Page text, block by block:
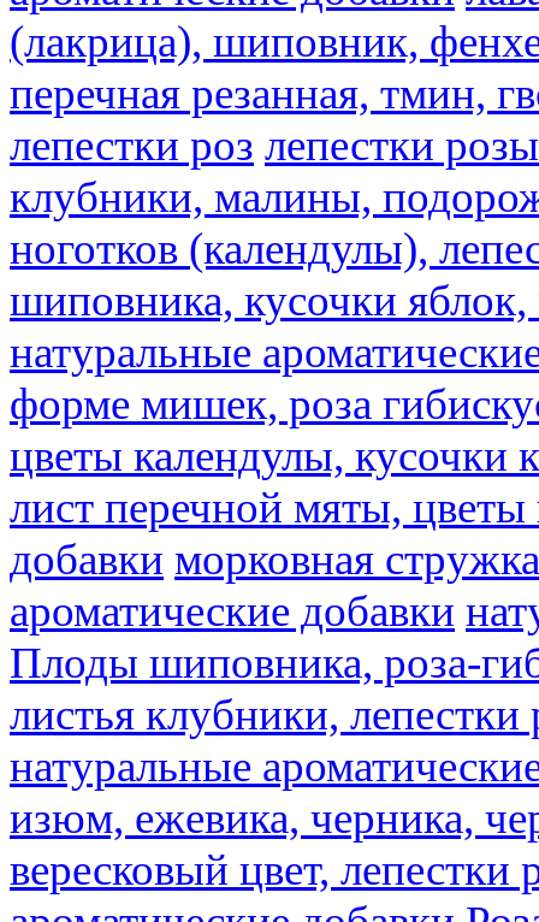
(лакрица), шиповник,
перечная резанная, тмин,
лепестки роз лепестки розы
клубники, малины,
ноготков (календулы),
шиповника, кусочки
натуральные
форме мишек, роза
цветы календулы, кусочки
лист перечной мяты,
добавки морковная стружка
ароматические добавки
Плоды шиповника, роза-
листья клубники,
натуральные
изюм, ежевика, черника,
вересковый цвет, лепестки